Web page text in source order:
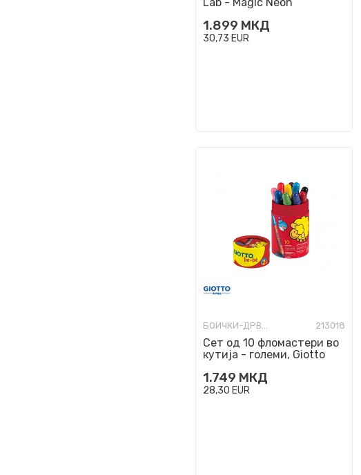
1.899 МКД
30,73 EUR
БОИЧКИ-ДРВЕНИ, УЧИЛИШНИ 213018
Сет од 10 фломастери во
кутија - големи, Giotto
1.749 МКД
28,30 EUR